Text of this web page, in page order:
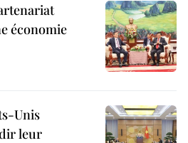
économie
Unis
leur